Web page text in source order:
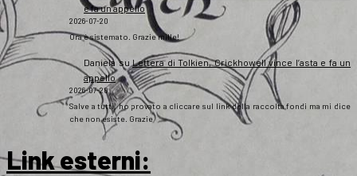
e fa un appello
2026-07-20
Ora è sistemato. Grazie mille!
DanielasuLettera di Tolkien, Crickhowell vince l’asta e fa un
appello
2026-07-20
Salve a tutti, ho provato a cliccare sul link della raccolta fondi ma mi dice
che non esiste. Grazie
Link esterni: